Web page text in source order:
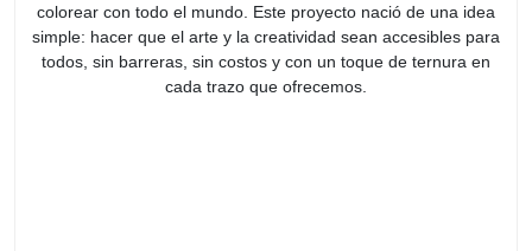
colorear con todo el mundo. Este proyecto nació de una idea
simple: hacer que el arte y la creatividad sean accesibles para
todos, sin barreras, sin costos y con un toque de ternura en
cada trazo que ofrecemos.